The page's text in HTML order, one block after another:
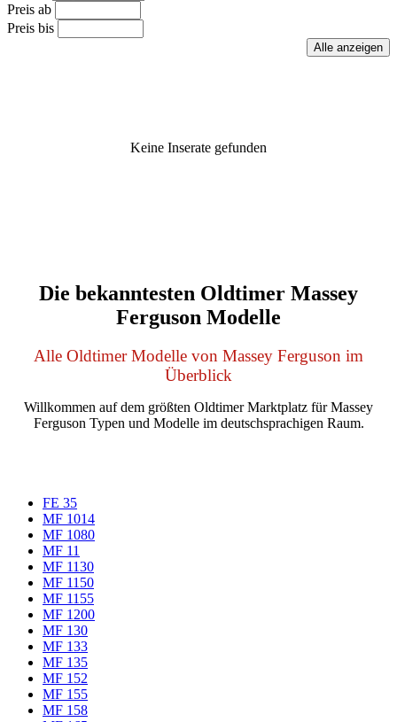
Preis ab
Preis bis
Keine Inserate gefunden
Die bekanntesten Oldtimer Massey
Ferguson Modelle
Alle Oldtimer Modelle von Massey Ferguson im
Überblick
Willkommen auf dem größten Oldtimer Marktplatz für Massey
Ferguson Typen und Modelle im deutschsprachigen Raum.
FE 35
MF 1014
MF 1080
MF 11
MF 1130
MF 1150
MF 1155
MF 1200
MF 130
MF 133
MF 135
MF 152
MF 155
MF 158